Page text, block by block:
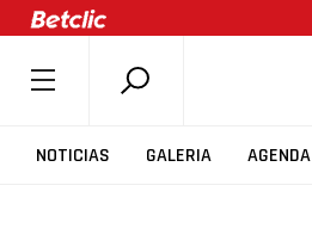
NOTICIAS GALERIA AGENDA
SOBRE A FPB